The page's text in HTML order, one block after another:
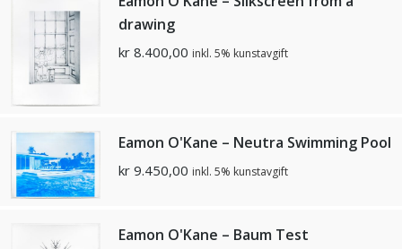
drawing
kr 8.400,00 inkl. 5% kunstavgift
Eamon O'Kane – Neutra Swimming Pool
kr 9.450,00 inkl. 5% kunstavgift
Eamon O'Kane – Baum Test